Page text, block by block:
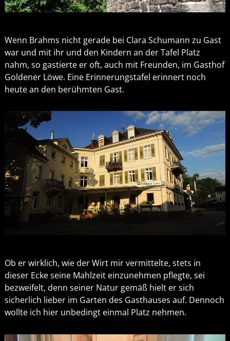
Wenn Brahms nicht gerade bei Clara Schumann zu Gast
war und mit ihr und den Kindern an der Tafel Platz
nahm, so gastierte er oft, auch mit Freunden, im Gasthof
Goldener Löwe. Eine Erinnerungstafel erinnert noch
heute an den berühmten Gast.
Ob er wirklich, wie der Wirt mir vermittelte, stets in
dieser Ecke seine Mahlzeit einzunehmen pflegte, sei
bezweifelt, denn seiner Natur gemäß hielt er sich
sicherlich lieber im Garten des Gasthauses auf. Dennoch
wollte ich hier unbedingt einmal Platz nehmen.